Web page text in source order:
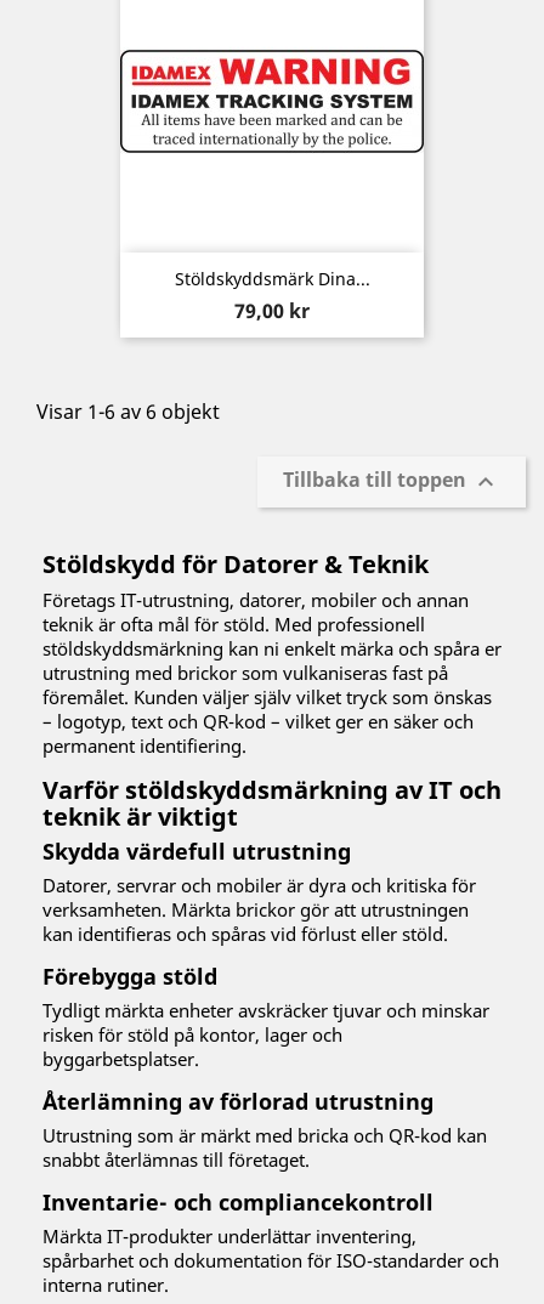
Stöldskyddsmärk Dina...
Pris
79,00 kr
Visar 1-6 av 6 objekt
Tillbaka till toppen 
Stöldskydd för Datorer & Teknik
Företags IT-utrustning, datorer, mobiler och annan
teknik är ofta mål för stöld. Med professionell
stöldskyddsmärkning kan ni enkelt märka och spåra er
utrustning med brickor som vulkaniseras fast på
föremålet. Kunden väljer själv vilket tryck som önskas
– logotyp, text och QR-kod – vilket ger en säker och
permanent identifiering.
Varför stöldskyddsmärkning av IT och
teknik är viktigt
Skydda värdefull utrustning
Datorer, servrar och mobiler är dyra och kritiska för
verksamheten. Märkta brickor gör att utrustningen
kan identifieras och spåras vid förlust eller stöld.
Förebygga stöld
Tydligt märkta enheter avskräcker tjuvar och minskar
risken för stöld på kontor, lager och
byggarbetsplatser.
Återlämning av förlorad utrustning
Utrustning som är märkt med bricka och QR-kod kan
snabbt återlämnas till företaget.
Inventarie- och compliancekontroll
Märkta IT-produkter underlättar inventering,
spårbarhet och dokumentation för ISO-standarder och
interna rutiner.